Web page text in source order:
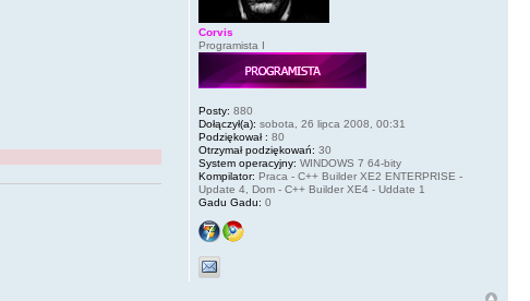
Corvis
Programista I
Posty: 880
Dołączył(a): sobota, 26 lipca 2008, 00:31
Podziękował : 80
Otrzymał podziękowań: 30
System operacyjny: WINDOWS 7 64-bity
Kompilator: Praca - C++ Builder XE2 ENTERPRISE -
Update 4, Dom - C++ Builder XE4 - Uddate 1
Gadu Gadu: 0